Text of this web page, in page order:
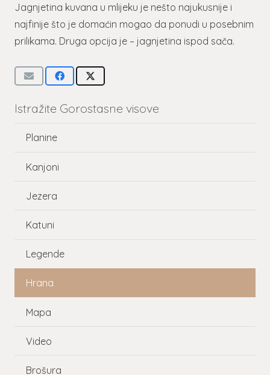
Jagnjetina kuvana u mlijeku je nešto najukusnije i
najfinije što je domaćin mogao da ponudi u posebnim
prilikama. Druga opcija je – jagnjetina ispod sača.
Istražite Gorostasne visove
Planine
Kanjoni
Jezera
Katuni
Legende
Hrana
Mapa
Video
Brošura